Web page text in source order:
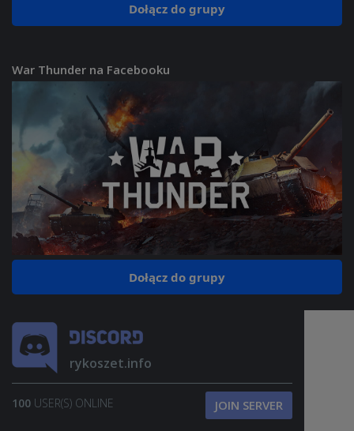
Dołącz do grupy
War Thunder na Facebooku
Dołącz do grupy
rykoszet.info
100 USER(S) ONLINE JOIN SERVER